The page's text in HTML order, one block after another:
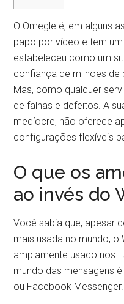
O Omegle é, em alguns
papo por vídeo e tem
estabeleceu como um
confiança de milhões
Mas, como qualquer
de falhas e defeitos. A
medíocre, não oferece
configurações flexíveis
O que os
ao invés do
Você sabia que, apesar
mais usada no mundo, o
amplamente usado nos
mundo das mensagens
ou Facebook Messenger.